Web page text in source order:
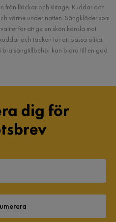
från fläckar och slitage. Kuddar och
värme under natten. Sängkläder som
för att ge en skön känsla mot
och täcken för att passa olika
bra sängtillbehör kan bidra till en god
dig för